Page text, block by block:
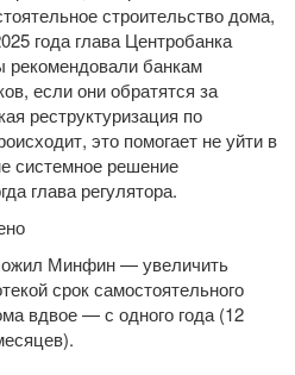
строительство дома,
года глава Центробанка
банкам
если они обратятся за
реструктуризация по
это помогает не уйти в
системное решение
глава регулятора.
Минфин — увеличить
срок самостоятельного
вдвое — с одного года (12